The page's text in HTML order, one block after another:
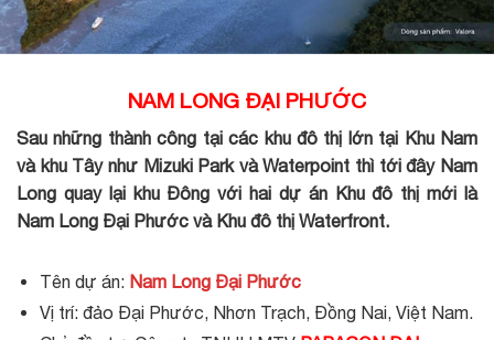
NAM LONG ĐẠI PHƯỚC
Sau những thành công tại các khu đô thị lớn tại Khu Nam
và khu Tây như Mizuki Park và Waterpoint thì tới đây Nam
Long quay lại khu Đông với hai dự án Khu đô thị mới là
Nam Long Đại Phước và Khu đô thị Waterfront.
Tên dự án: Nam Long Đại Phước
Vị trí: đảo Đại Phước, Nhơn Trạch, Đồng Nai, Việt Nam.